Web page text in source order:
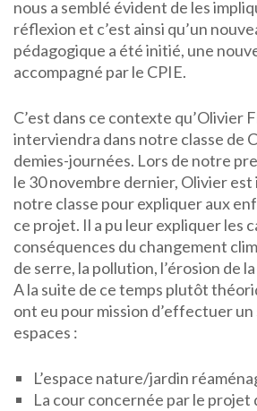
nous a semblé évident de les
réflexion et c’est ainsi qu’un
pédagogique a été initié, une
accompagné par le CPIE.
C’est dans ce contexte qu’Olivier
interviendra dans notre classe de
demies-journées. Lors de notre
le 30 novembre dernier, Olivier
notre classe pour expliquer aux
ce projet. Il a pu leur expliquer les
conséquences du changement
de serre, la pollution, l’érosion de
A la suite de ce temps plutôt
ont eu pour mission d’effectuer un
espaces :
L’espace nature/jardin
La cour concernée par le projet